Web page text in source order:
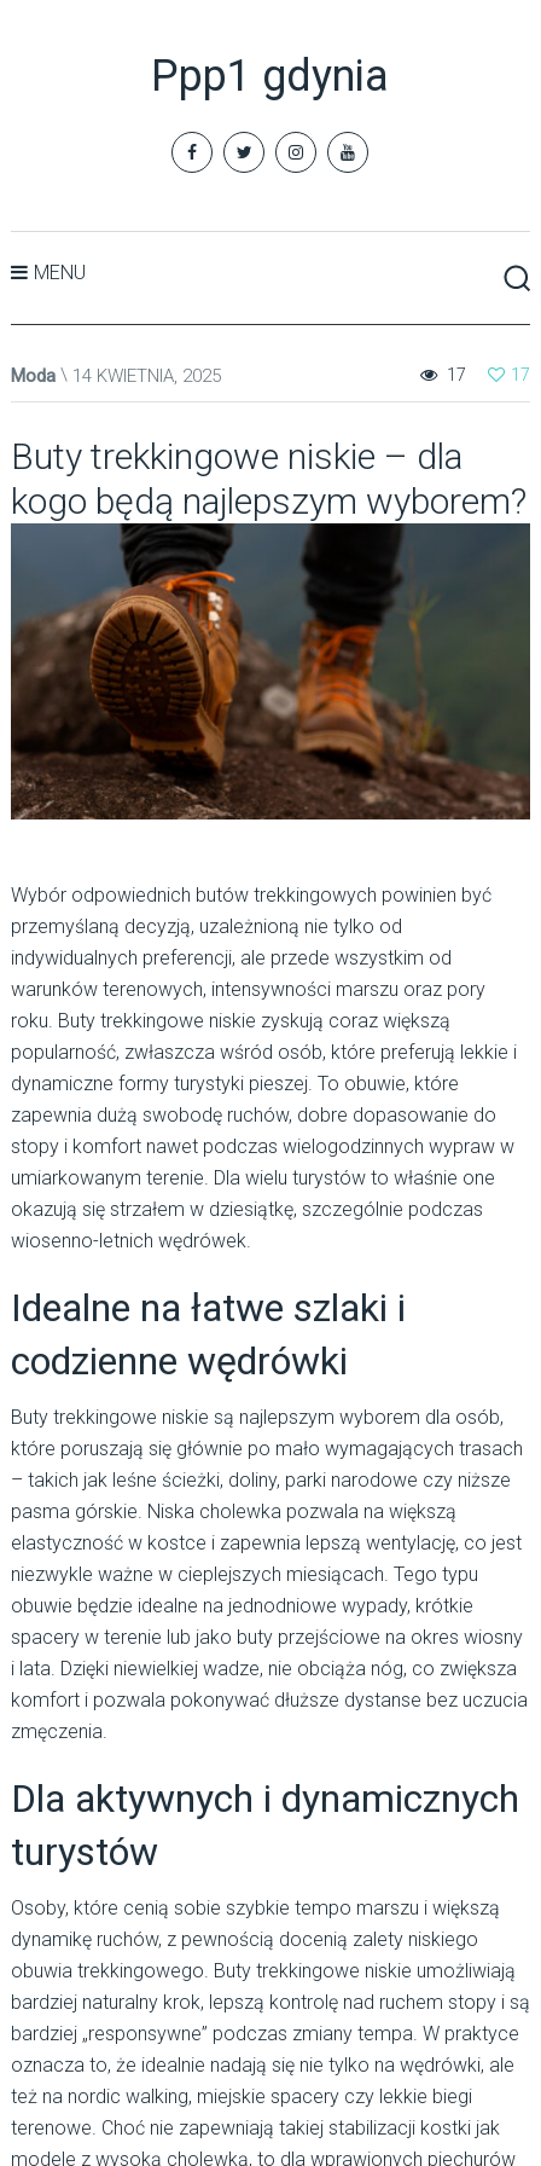
Ppp1 gdynia
MENU
Moda 14 KWIETNIA, 2025 17
17
Buty trekkingowe niskie – dla
kogo będą najlepszym wyborem?
Wybór odpowiednich butów trekkingowych powinien być
przemyślaną decyzją, uzależnioną nie tylko od
indywidualnych preferencji, ale przede wszystkim od
warunków terenowych, intensywności marszu oraz pory
roku. Buty trekkingowe niskie zyskują coraz większą
popularność, zwłaszcza wśród osób, które preferują lekkie i
dynamiczne formy turystyki pieszej. To obuwie, które
zapewnia dużą swobodę ruchów, dobre dopasowanie do
stopy i komfort nawet podczas wielogodzinnych wypraw w
umiarkowanym terenie. Dla wielu turystów to właśnie one
okazują się strzałem w dziesiątkę, szczególnie podczas
wiosenno-letnich wędrówek.
Idealne na łatwe szlaki i
codzienne wędrówki
Buty trekkingowe niskie są najlepszym wyborem dla osób,
które poruszają się głównie po mało wymagających trasach
– takich jak leśne ścieżki, doliny, parki narodowe czy niższe
pasma górskie. Niska cholewka pozwala na większą
elastyczność w kostce i zapewnia lepszą wentylację, co jest
niezwykle ważne w cieplejszych miesiącach. Tego typu
obuwie będzie idealne na jednodniowe wypady, krótkie
spacery w terenie lub jako buty przejściowe na okres wiosny
i lata. Dzięki niewielkiej wadze, nie obciąża nóg, co zwiększa
komfort i pozwala pokonywać dłuższe dystanse bez uczucia
zmęczenia.
Dla aktywnych i dynamicznych
turystów
Osoby, które cenią sobie szybkie tempo marszu i większą
dynamikę ruchów, z pewnością docenią zalety niskiego
obuwia trekkingowego. Buty trekkingowe niskie umożliwiają
bardziej naturalny krok, lepszą kontrolę nad ruchem stopy i są
bardziej „responsywne” podczas zmiany tempa. W praktyce
oznacza to, że idealnie nadają się nie tylko na wędrówki, ale
też na nordic walking, miejskie spacery czy lekkie biegi
terenowe. Choć nie zapewniają takiej stabilizacji kostki jak
modele z wysoką cholewką, to dla wprawionych piechurów